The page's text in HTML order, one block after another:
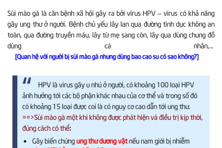
Sùi mào gà là căn bệnh xã hội gây ra bởi virus HPV – virus có khả năng
gây ung thư ở người. Bệnh chủ yếu lây lan qua đường tình dục không an
toàn, qua đường truyền máu, lây từ mẹ sang còn, lây qua dùng chung đồ
dùng cá nhân,…
[Quan hệ với người bị sùi mào gà nhưng dùng bao cao su có sao không?]
HPV là virus gây u nhú ở người, có khoảng 100 loại HPV
ảnh hưởng tới các bộ phận khác nhau của cơ thể và trong số đó
có khoảng 15 loại được coi là có nguy cơ cao dẫn tới ung thư.
==>Sùi mào gà một khi không được phát hiện và điều trị kịp thời,
đúng cách có thể:
Gây biến chứngung thư dương vậtnếu nam giới bị nhiễm